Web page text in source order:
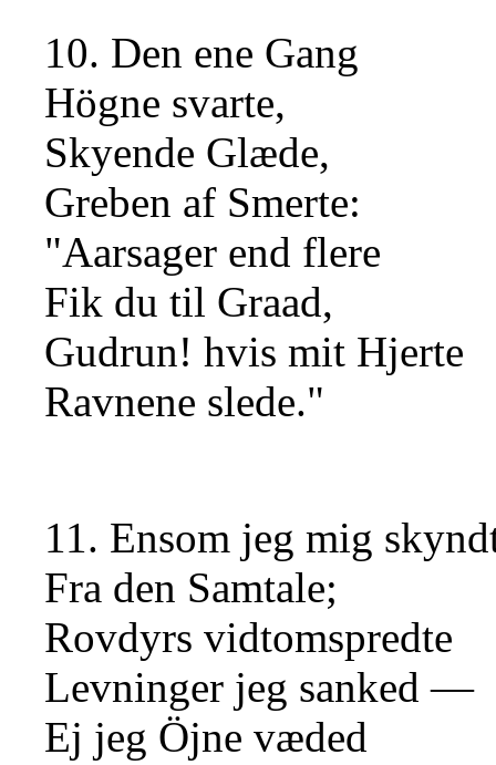
10. Den ene Gang
Högne svarte,
Skyende Glæde,
Greben af Smerte:
"Aarsager end flere
Fik du til Graad,
Gudrun! hvis mit Hjerte
Ravnene slede."
11. Ensom jeg mig
Fra den Samtale;
Rovdyrs vidtomspredte
Levninger jeg sanked —
Ej jeg Öjne væded